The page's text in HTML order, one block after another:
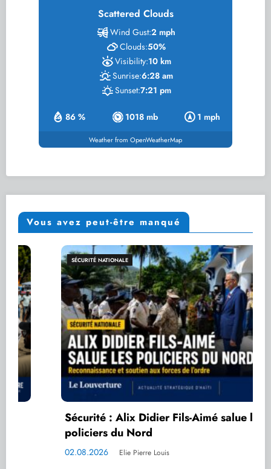
Scattered Clouds
86 % 1018 mb 1 mph
Wind Gust:2 mph
Clouds:50%
Visibility:10 km
Sunrise:6:28 am
Sunset:7:21 pm
Weather from OpenWeatherMap
Vous avez peut-être manqué
SÉCURITÉ NATIONALE
Sécurité : Alix Didier Fils-Aimé salue les
policiers du Nord
02.08.2026 Elie Pierre Louis